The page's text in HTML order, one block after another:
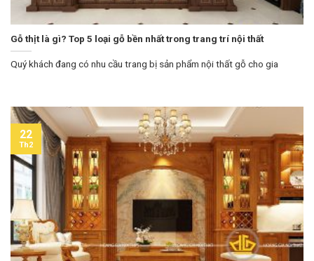
Gỗ thịt là gì? Top 5 loại gỗ bền nhất trong trang trí nội thất
Quý khách đang có nhu cầu trang bị sản phẩm nội thất gỗ cho gia
22
Th2